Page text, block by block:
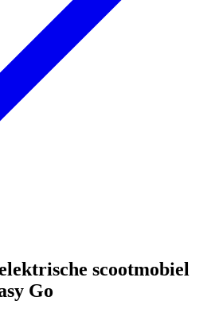
scootmobiel
Go